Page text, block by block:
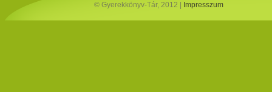
© Gyerekkönyv-Tár, 2012 | Impresszum